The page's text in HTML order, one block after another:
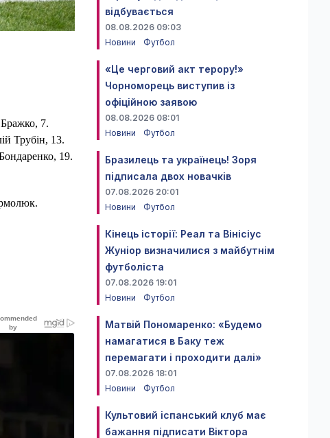
7.
Трубін, 13.
19.
відбувається
08.08.2026 09:03
Новини
Футбол
«Це черговий акт терору!»
Чорноморець виступив із
офіційною заявою
08.08.2026 08:01
Новини
Футбол
Бразилець та українець! Зоря
підписала двох новачків
07.08.2026 20:01
Новини
Футбол
Кінець історії: Реал та Вінісіус
Жуніор визначилися з майбутнім
футболіста
07.08.2026 19:01
Новини
Футбол
Матвій Пономаренко: «Будемо
намагатися в Баку теж
перемагати і проходити далі»
07.08.2026 18:01
Новини
Футбол
Культовий іспанський клуб має
бажання підписати Віктора